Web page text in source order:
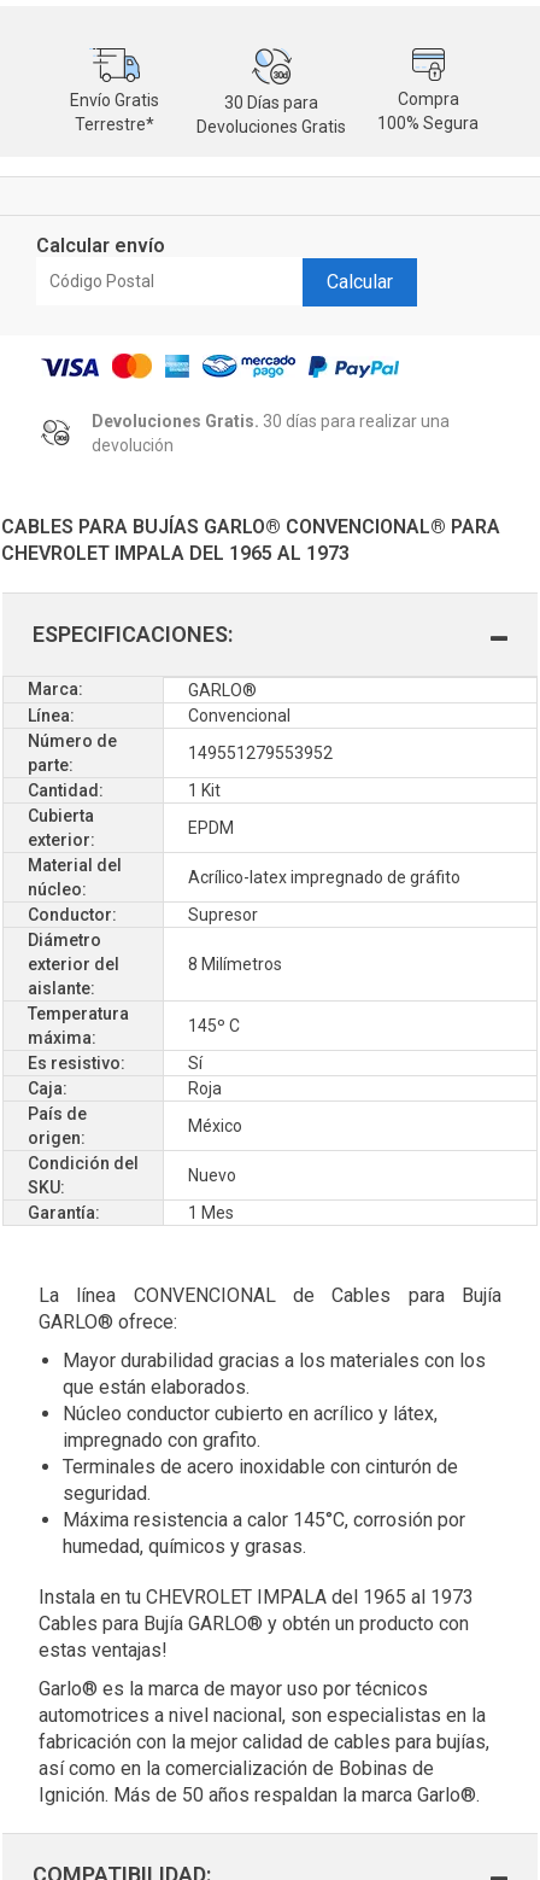
Envío Gratis
Terrestre*
30 Días para
Devoluciones Gratis
Compra
100% Segura
Calcular envío
Calcular
Devoluciones Gratis. 30 días para realizar una
devolución
CABLES PARA BUJÍAS GARLO® CONVENCIONAL® PARA
CHEVROLET IMPALA DEL 1965 AL 1973
ESPECIFICACIONES:
Marca:
GARLO®
Línea:
Convencional
Número de
parte:
149551279553952
Cantidad:
1 Kit
Cubierta
exterior:
EPDM
Material del
núcleo:
Acrílico-latex impregnado de gráfito
Conductor:
Supresor
Diámetro
exterior del
aislante:
8 Milímetros
Temperatura
máxima:
145º C
Es resistivo:
Sí
Caja:
Roja
País de
origen:
México
Condición del
SKU:
Nuevo
Garantía:
1 Mes
La línea CONVENCIONAL de Cables para Bujía
GARLO® ofrece:
Mayor durabilidad gracias a los materiales con los
que están elaborados.
Núcleo conductor cubierto en acrílico y látex,
impregnado con grafito.
Terminales de acero inoxidable con cinturón de
seguridad.
Máxima resistencia a calor 145°C, corrosión por
humedad, químicos y grasas.
Instala en tu CHEVROLET IMPALA del 1965 al 1973
Cables para Bujía GARLO® y obtén un producto con
estas ventajas!
Garlo® es la marca de mayor uso por técnicos
automotrices a nivel nacional, son especialistas en la
fabricación con la mejor calidad de cables para bujías,
así como en la comercialización de Bobinas de
Ignición. Más de 50 años respaldan la marca Garlo®.
COMPATIBILIDAD: